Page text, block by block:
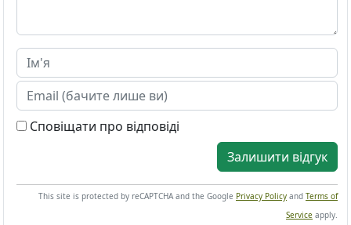
Сповіщати про відповіді
Залишити відгук
This site is protected by reCAPTCHA and the Google Privacy Policy and Terms of
Service apply.